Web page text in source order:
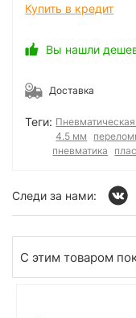
Купить в кредит
Вы нашли
Доставка
Теги: Пневматическая
4.5 мм
пневматика
Следи за нами:
С этим товаром